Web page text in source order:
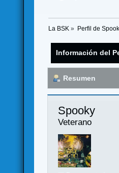
La BSK » Perfil de
Información del
Resumen
Spooky
Veterano